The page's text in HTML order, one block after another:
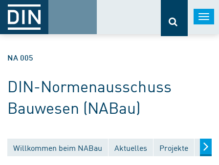
NA 005
DIN-Normenausschuss
Bauwesen (NABau)
Willkommen beim NABau Aktuelles Projekte